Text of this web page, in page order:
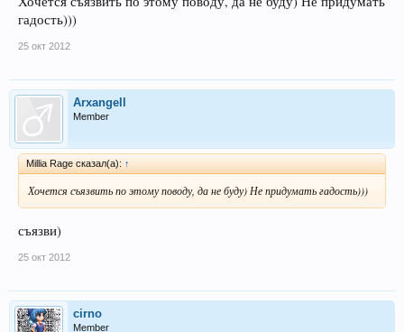
гадость)))
25 окт 2012
Arxangell
Member
Millia Rage сказал(а): ↑
Хочется съязвить по этому поводу, да не буду) Не придумать гадость)))
съязви)
25 окт 2012
cirno
Member